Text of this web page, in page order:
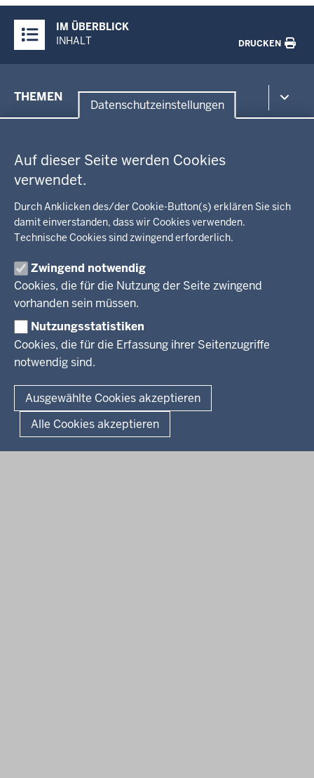
Datenschutzeinstellungen
Auf dieser Seite werden Cookies
verwendet.
Durch Anklicken des/der Cookie-Button(s) erklären Sie sich
damit einverstanden, dass wir Cookies verwenden.
Technische Cookies sind zwingend erforderlich.
Zwingend notwendig
Cookies, die für die Nutzung der Seite zwingend
vorhanden sein müssen.
Nutzungsstatistiken
Cookies, die für die Erfassung ihrer Seitenzugriffe
notwendig sind.
Ausgewählte Cookies akzeptieren
Alle Cookies akzeptieren
Inhalte
IM ÜBERBLICK
INHALT
DRUCKEN
der
THEMEN
Kommunalaufsicht, Planung, Verkehr
Energie, Bergbau
Recht, Ordnung
Integration, Migration
Behördenleitung
Regierungsbezirk
KARRIERE
Stellenausschreibungen
Aktuelle Ausbildungsstellen und Praktika
Pressestelle
Social Media
BEKANNTMACHUNGEN
Amtsblatt
© 2026 Bezirksregierung Arnsberg
Fußzeile
Impressum Datenschutz Barrierefreiheit
Kurzlink zu dieser Seite